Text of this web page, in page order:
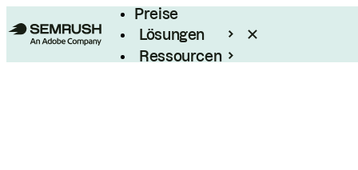
Preise
Lösungen
Ressourcen